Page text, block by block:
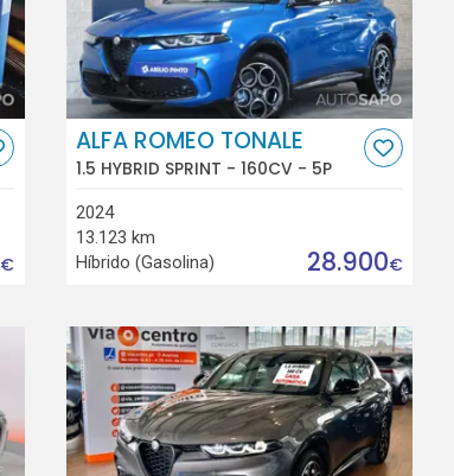
€
ALFA ROMEO TONALE
1.5 HYBRID SPRINT - 160CV - 5P
2024
13.123 km
Híbrido (Gasolina)
28.900€